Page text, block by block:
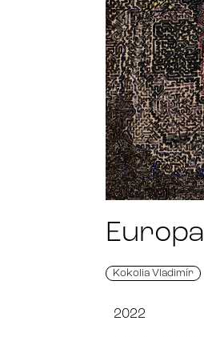
Europa
Kokolia Vladimír
2022